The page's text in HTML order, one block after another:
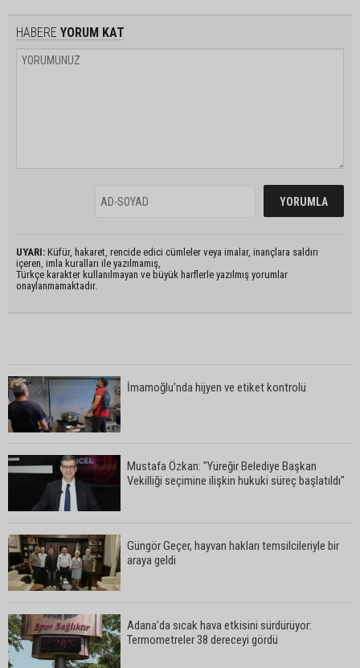
HABERE YORUM KAT
UYARI: Küfür, hakaret, rencide edici cümleler veya imalar, inançlara saldırı
içeren, imla kuralları ile yazılmamış,
Türkçe karakter kullanılmayan ve büyük harflerle yazılmış yorumlar
onaylanmamaktadır.
İmamoğlu’nda hijyen ve etiket kontrolü
Mustafa Özkan: "Yüreğir Belediye Başkan
Vekilliği seçimine ilişkin hukuki süreç başlatıldı"
Güngör Geçer, hayvan hakları temsilcileriyle bir
araya geldi
Adana’da sıcak hava etkisini sürdürüyor:
Termometreler 38 dereceyi gördü